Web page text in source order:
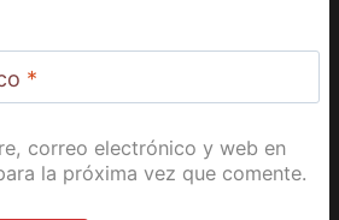
*
correo electrónico y web en
la próxima vez que comente.